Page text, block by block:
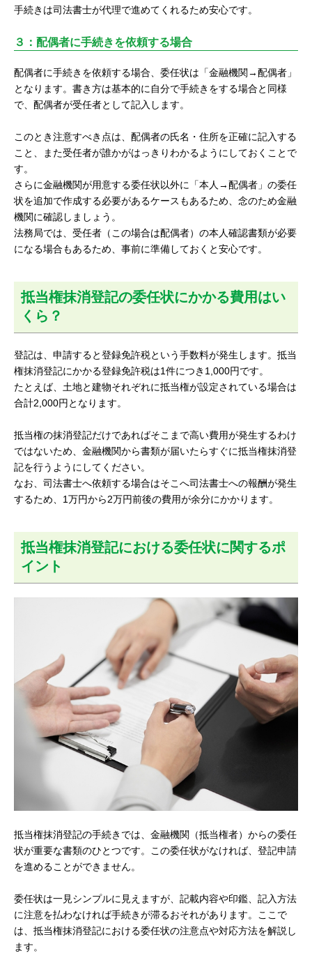
手続きは司法書士が代理で進めてくれるため安心です。
３：配偶者に手続きを依頼する場合
配偶者に手続きを依頼する場合、委任状は「金融機関→配偶者」
となります。書き方は基本的に自分で手続きをする場合と同様
で、配偶者が受任者として記入します。
このとき注意すべき点は、配偶者の氏名・住所を正確に記入する
こと、また受任者が誰かがはっきりわかるようにしておくことで
す。
さらに金融機関が用意する委任状以外に「本人→配偶者」の委任
状を追加で作成する必要があるケースもあるため、念のため金融
機関に確認しましょう。
法務局では、受任者（この場合は配偶者）の本人確認書類が必要
になる場合もあるため、事前に準備しておくと安心です。
抵当権抹消登記の委任状にかかる費用はい
くら？
登記は、申請すると登録免許税という手数料が発生します。抵当
権抹消登記にかかる登録免許税は1件につき1,000円です。
たとえば、土地と建物それぞれに抵当権が設定されている場合は
合計2,000円となります。
抵当権の抹消登記だけであればそこまで高い費用が発生するわけ
ではないため、金融機関から書類が届いたらすぐに抵当権抹消登
記を行うようにしてください。
なお、司法書士へ依頼する場合はそこへ司法書士への報酬が発生
するため、1万円から2万円前後の費用が余分にかかります。
抵当権抹消登記における委任状に関するポ
イント
抵当権抹消登記の手続きでは、金融機関（抵当権者）からの委任
状が重要な書類のひとつです。この委任状がなければ、登記申請
を進めることができません。
委任状は一見シンプルに見えますが、記載内容や印鑑、記入方法
に注意を払わなければ手続きが滞るおそれがあります。ここで
は、抵当権抹消登記における委任状の注意点や対応方法を解説し
ます。